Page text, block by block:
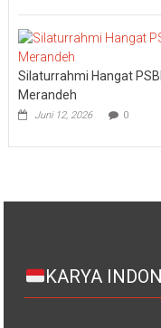
Silaturrahmi Hangat
Merandeh
Juni 12, 2026 0
KARYA